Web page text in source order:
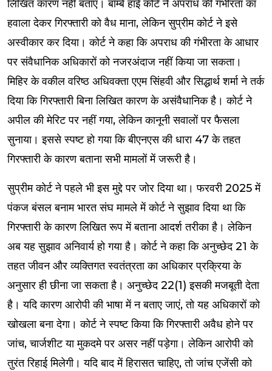
लिखित कारण नहीं बताए। बॉम्बे हाई कोर्ट ने अपराध की गंभीरता का
हवाला देकर गिरफ्तारी को वैध माना, लेकिन सुप्रीम कोर्ट ने इसे
अस्वीकार कर दिया। कोर्ट ने कहा कि अपराध की गंभीरता के आधार
पर संवैधानिक अधिकारों को नजरअंदाज नहीं किया जा सकता।
मिहिर के वकील वरिष्ठ अधिवक्ता एएम सिंहवी और सिद्धार्थ शर्मा ने तर्क
दिया कि गिरफ्तारी बिना लिखित कारण के असंवैधानिक है। कोर्ट ने
अपील की मेरिट पर नहीं गया, लेकिन कानूनी सवालों पर फैसला
सुनाया। इससे स्पष्ट हो गया कि बीएनएस की धारा 47 के तहत
गिरफ्तारी के कारण बताना सभी मामलों में जरूरी है।
सुप्रीम कोर्ट ने पहले भी इस मुद्दे पर जोर दिया था। फरवरी 2025 में
पंकज बंसल बनाम भारत संघ मामले में कोर्ट ने सुझाव दिया था कि
गिरफ्तारी के कारण लिखित रूप में बताना आदर्श तरीका है। लेकिन
अब यह सुझाव अनिवार्य हो गया है। कोर्ट ने कहा कि अनुच्छेद 21 के
तहत जीवन और व्यक्तिगत स्वतंत्रता का अधिकार प्रक्रिया के
अनुसार ही छीना जा सकता है। अनुच्छेद 22(1) इसकी मजबूती देता
है। यदि कारण आरोपी की भाषा में न बताए जाएं, तो यह अधिकारों को
खोखला बना देगा। कोर्ट ने स्पष्ट किया कि गिरफ्तारी अवैध होने पर
जांच, चार्जशीट या मुकदमे पर असर नहीं पड़ेगा। लेकिन आरोपी को
तुरंत रिहाई मिलेगी। यदि बाद में हिरासत चाहिए, तो जांच एजेंसी को